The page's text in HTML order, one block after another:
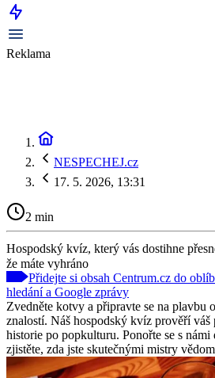
Reklama
NESPECHEJ.cz
17. 5. 2026, 13:31
2 min
Hospodský kvíz, který vás dostihne
že máte vyhráno
Přidejte si obsah Centrum.cz do
hledání a Google zprávy
Zvedněte kotvy a připravte se na plavbu
znalostí. Náš hospodský kvíz prověří váš
historie po popkulturu. Ponořte se s námi
zjistěte, zda jste skutečnými mistry